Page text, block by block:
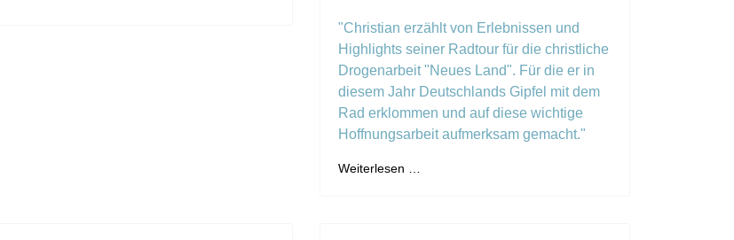
"Christian erzählt von Erlebnissen und
Highlights seiner Radtour für die christliche
Drogenarbeit "Neues Land". Für die er in
diesem Jahr Deutschlands Gipfel mit dem
Rad erklommen und auf diese wichtige
Hoffnungsarbeit aufmerksam gemacht."
Weiterlesen …